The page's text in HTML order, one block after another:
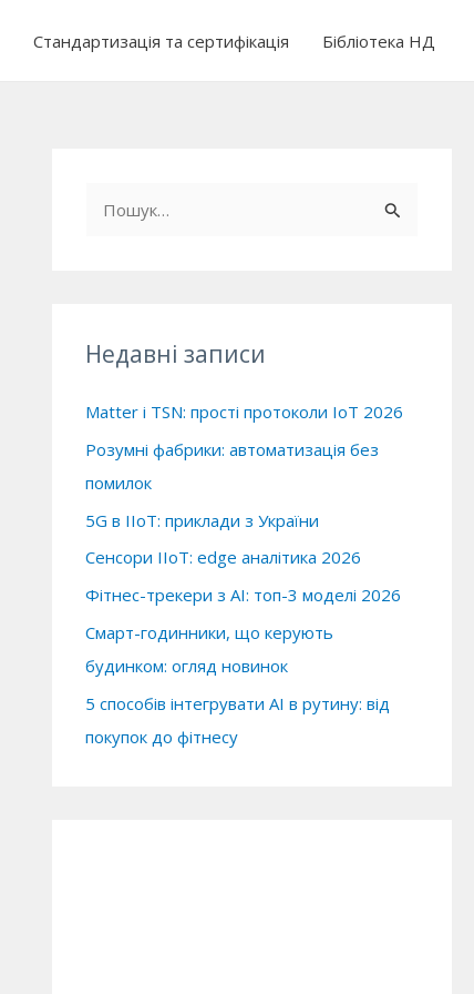
Стандартизація та сертифікація Бібліотека НД
иНедавні записи
Matter і TSN: прості протоколи IoT 2026
Розумні фабрики: автоматизація без
помилок
5G в IIoT: приклади з України
Сенсори IIoT: edge аналітика 2026
Фітнес-трекери з AI: топ-3 моделі 2026
Смарт-годинники, що керують
будинком: огляд новинок
5 способів інтегрувати AI в рутину: від
покупок до фітнесу